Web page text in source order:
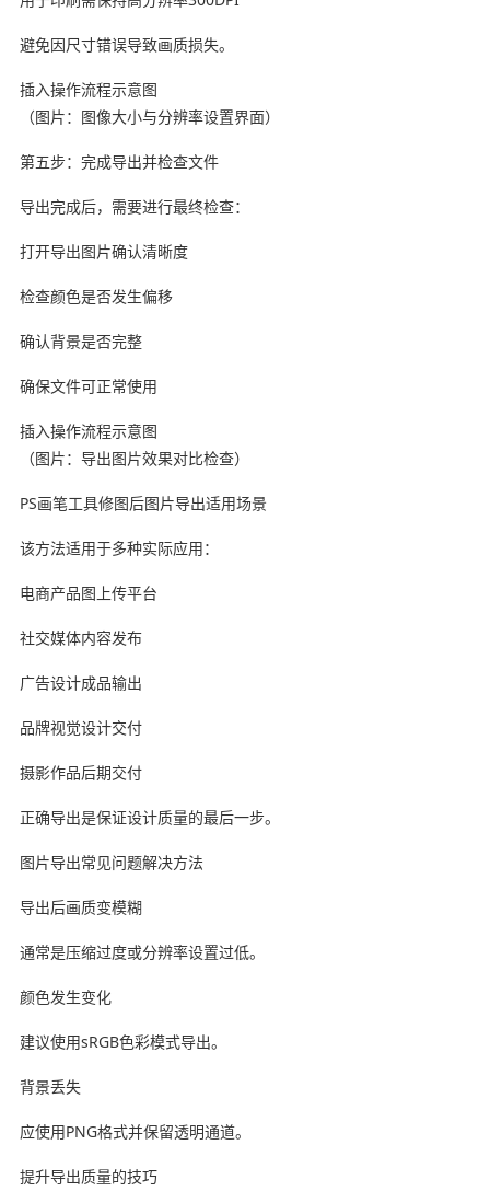
避免因尺寸错误导致画质损失。
插入操作流程示意图
（图片：图像大小与分辨率设置界面）
第五步：完成导出并检查文件
导出完成后，需要进行最终检查：
打开导出图片确认清晰度
检查颜色是否发生偏移
确认背景是否完整
确保文件可正常使用
插入操作流程示意图
（图片：导出图片效果对比检查）
PS画笔工具修图后图片导出适用场景
该方法适用于多种实际应用：
电商产品图上传平台
社交媒体内容发布
广告设计成品输出
品牌视觉设计交付
摄影作品后期交付
正确导出是保证设计质量的最后一步。
图片导出常见问题解决方法
导出后画质变模糊
通常是压缩过度或分辨率设置过低。
颜色发生变化
建议使用sRGB色彩模式导出。
背景丢失
应使用PNG格式并保留透明通道。
提升导出质量的技巧